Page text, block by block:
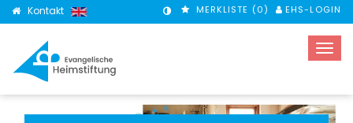
Kontakt
KONTRASTMODUS
MERKLISTE (0) EHS-LOGIN